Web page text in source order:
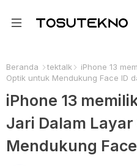
Beranda tektalk
iPhone 13
Optik untuk Mendukung Face ID
iPhone 13
Jari Dalam
Mendukung